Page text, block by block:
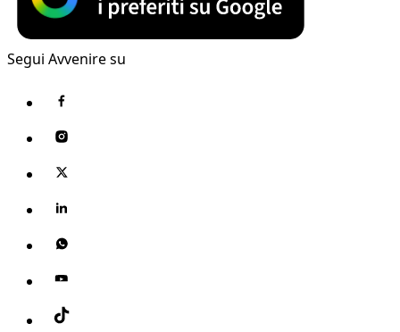
Segui Avvenire su